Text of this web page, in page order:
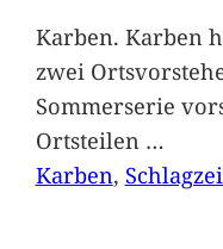
Karben. Karben
zwei
Sommerserie
Ortsteilen …
Karben,